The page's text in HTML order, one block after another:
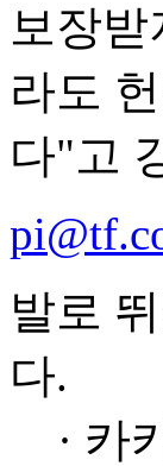
보장
라도
다"고
발로
다.
· 카